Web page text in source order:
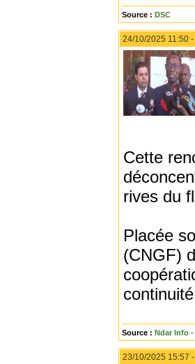
Source : DSC
24/10/2025 11:50 -
Cette
rives du
Placée
(CNGF)
Source : Ndar Info -
23/10/2025 15:57 -